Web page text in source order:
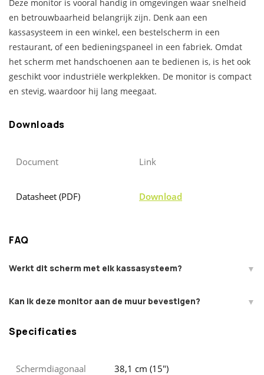
Deze monitor is vooral handig in omgevingen waar snelheid
en betrouwbaarheid belangrijk zijn. Denk aan een
kassasysteem in een winkel, een bestelscherm in een
restaurant, of een bedieningspaneel in een fabriek. Omdat
het scherm met handschoenen aan te bedienen is, is het ook
geschikt voor industriële werkplekken. De monitor is compact
en stevig, waardoor hij lang meegaat.
Downloads
Document Link
Datasheet (PDF) Download
FAQ
Werkt dit scherm met elk kassasysteem?
Kan ik deze monitor aan de muur bevestigen?
Specificaties
Schermdiagonaal 38,1 cm (15")